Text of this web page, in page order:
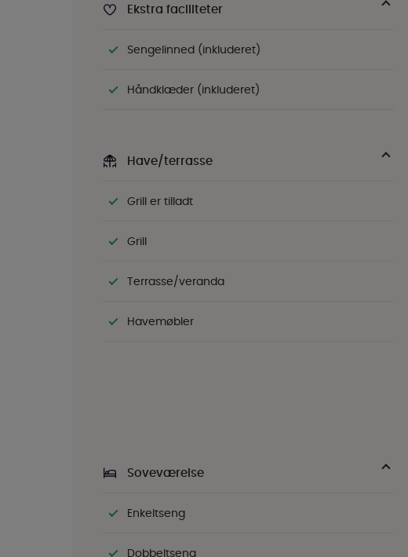
Ekstra faciliteter
Sengelinned (inkluderet)
Håndklæder (inkluderet)
Have/terrasse
Grill er tilladt
Grill
Terrasse/veranda
Havemøbler
Soveværelse
Enkeltseng
Dobbeltseng